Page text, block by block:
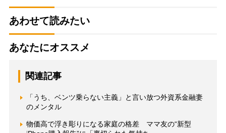
あわせて読みたい
あなたにオススメ
関連記事
「うち、ベンツ乗らない主義」と言い放つ外資系金融妻
のメンタル
物価高で浮き彫りになる家庭の格差 ママ友の“新型